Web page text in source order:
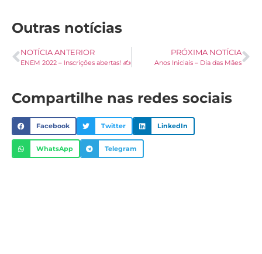
Outras notícias
NOTÍCIA ANTERIOR
ENEM 2022 – Inscrições abertas! ✍️
PRÓXIMA NOTÍCIA
Anos Iniciais – Dia das Mães
Compartilhe nas redes sociais
Facebook Twitter LinkedIn
WhatsApp Telegram